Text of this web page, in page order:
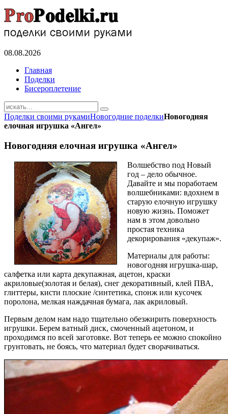
08.08.2026
Главная
Поделки
Бисероплетение
Поделки своими рукамиНовогодние поделкиНовогодняя
елочная игрушка «Ангел»
Новогодняя елочная игрушка «Ангел»
Волшебство под Новый
год – дело обычное.
Давайте и мы поработаем
волшебниками: вдохнем в
старую елочную игрушку
новую жизнь. Поможет
нам в этом довольно
простая техника
декорирования «декупаж».
Материалы для работы:
новогодняя игрушка-шар,
салфетка или карта декупажная, ацетон, краски
акриловые(золотая и белая), снег декоративный, клей ПВА,
глиттеры, кисти плоские /синтетика, спонж или кусочек
поролона, мелкая наждачная бумага, лак акриловый.
Первым делом нам надо тщательно обезжирить поверхность
игрушки. Берем ватный диск, смоченный ацетоном, и
проходимся по всей заготовке. Вот теперь ее можно спокойно
грунтовать, не боясь, что материал будет сворачиваться.